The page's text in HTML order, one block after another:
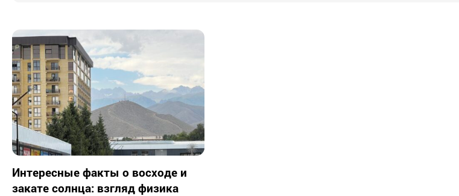
Интересные факты о восходе и
закате солнца: взгляд физика